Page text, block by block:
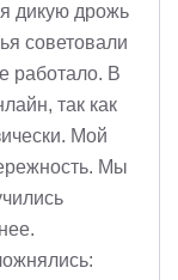
дикую дрожь
советовали
работало. В
так как
Мой
Мы